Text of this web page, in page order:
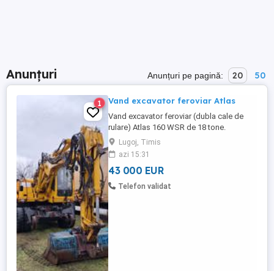
Anunțuri Anunțuri pe pagină: 20 50
1 Vand excavator feroviar Atlas
Vand excavator feroviar (dubla cale de
rulare) Atlas 160 WSR de 18 tone.
Excavatorul este in perfecta stare de
functionare, sistem de gresare electric,
cantar pe brat, etc. An de fabricatie 2012
cu 12000 ore de functionare. Excavatorul
este autorizat AFER! Excavatorul este pe
Lugoj, Timis
azi 15:31
43 000 EUR
Telefon validat